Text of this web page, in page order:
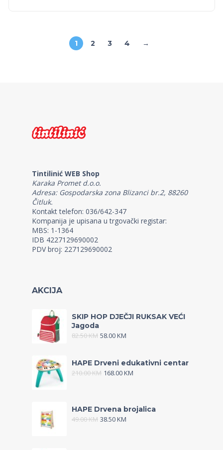
1 2 3 4 →
Tintilinić WEB Shop
Karaka Promet d.o.o.
Adresa: Gospodarska zona Blizanci br.2, 88260
Čitluk.
Kontakt telefon: 036/642-347
Kompanija je upisana u trgovački registar:
MBS: 1-1364
IDB 4227129690002
PDV broj: 227129690002
AKCIJA
SKIP HOP DJEČJI RUKSAK VEĆI
Jagoda
82.50KM 58.00KM
HAPE Drveni edukativni centar
210.00KM 168.00KM
HAPE Drvena brojalica
49.00KM 38.50KM